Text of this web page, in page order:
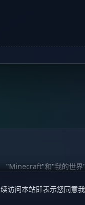
"Minecraft"和"我的世界
隐私政策服务条款
的MC基岩版资源！
访问本站即表示您同意我